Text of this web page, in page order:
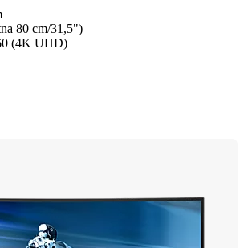
80 cm/31,5")
(4K UHD)